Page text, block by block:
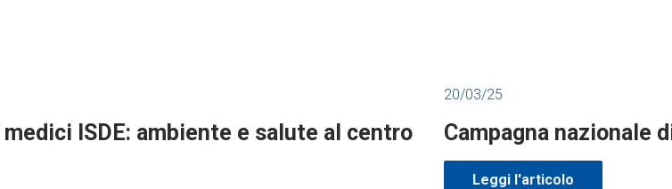
ISDE: ambiente e salute al centro
20/03/25
Campagna nazionale
Leggi l'articolo